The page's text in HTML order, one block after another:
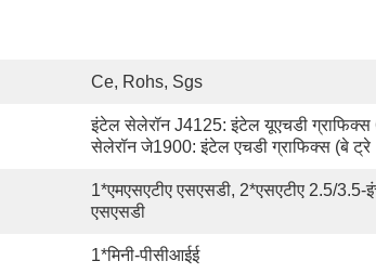
Ce, Rohs, Sgs
इंटेल सेलेरॉन J4125: इंटेल यूएचडी
सेलेरॉन जे1900: इंटेल एचडी ग्राफिक्स (बे ट्रे
1*एमएसएटीए एसएसडी, 2*एसएटीए 2.5/3.5-
एसएसडी
1*मिनी-पीसीआईई